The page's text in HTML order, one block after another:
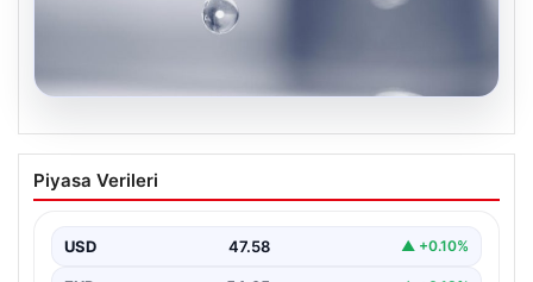
İstanbul’un 8 İlçesinde 19 Saat Su
Kesintisi Planlanıyor: 5 Ağustos İSKİ
İstanbul Su ve Kanalizasyon İdaresi (İSKİ), önümüzdeki
Piyasa Verileri
USD 47.58 ▲ +0.10%